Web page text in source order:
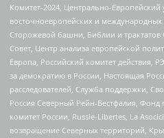
Комитет-2024, Центрально-Европейский
восточноевропейских и
Сторожевой башни, Библии и трактатов
Совет, Центр анализа европейской
Европа, Российский комитет действия,
за демократию в России, Настоящая
расследователей, Служба поддержки,
Россия Северный Рейн-Вестфалия,
комитет России, Russie-Libertes, La
возвращение Северных территорий,